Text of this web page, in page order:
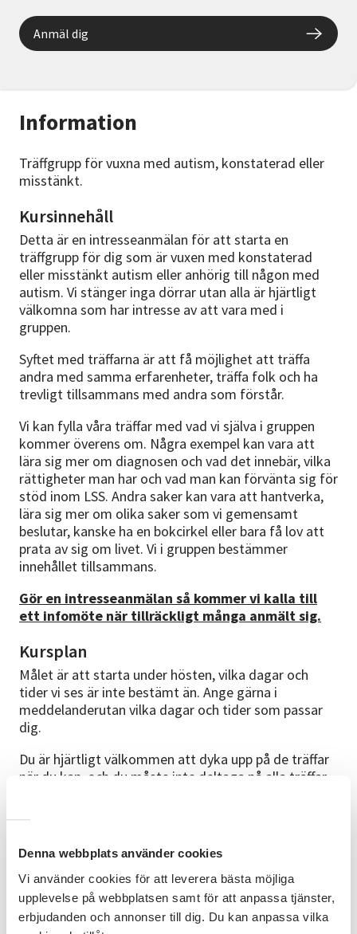
Denna webbplats använder cookies
Vi använder cookies för att leverera bästa möjliga
upplevelse på webbplatsen samt för att anpassa tjänster,
erbjudanden och annonser till dig. Du kan anpassa vilka
Information
Träffgrupp för vuxna med autism, konstaterad eller
misstänkt.
Kursinnehåll
Detta är en intresseanmälan för att starta en
träffgrupp för dig som är vuxen med konstaterad
eller misstänkt autism eller anhörig till någon med
autism. Vi stänger inga dörrar utan alla är hjärtligt
välkomna som har intresse av att vara med i
gruppen.
Syftet med träffarna är att få möjlighet att träffa
andra med samma erfarenheter, träffa folk och ha
trevligt tillsammans med andra som förstår.
Vi kan fylla våra träffar med vad vi själva i gruppen
kommer överens om. Några exempel kan vara att
lära sig mer om diagnosen och vad det innebär, vilka
rättigheter man har och vad man kan förvänta sig för
stöd inom LSS. Andra saker kan vara att hantverka,
lära sig mer om olika saker som vi gemensamt
beslutar, kanske ha en bokcirkel eller bara få lov att
prata av sig om livet. Vi i gruppen bestämmer
innehållet tillsammans.
Gör en intresseanmälan så kommer vi kalla till
ett infomöte när tillräckligt många anmält sig.
Kursplan
Målet är att starta under hösten, vilka dagar och
tider vi ses är inte bestämt än. Ange gärna i
meddelanderutan vilka dagar och tider som passar
dig.
Du är hjärtligt välkommen att dyka upp på de träffar
när du kan, och du måste inte deltaga på alla träffar.
Studiematerial
Skulle vi landa i att vi vill lära oss mer om
Autismdiagnosen så finns ett studiematerial som
heter "Vad innebär Autism?" som är utgivet av
Autism Sverige. Vill vi ha en bokcirkel så finns det en
Anmäl dig